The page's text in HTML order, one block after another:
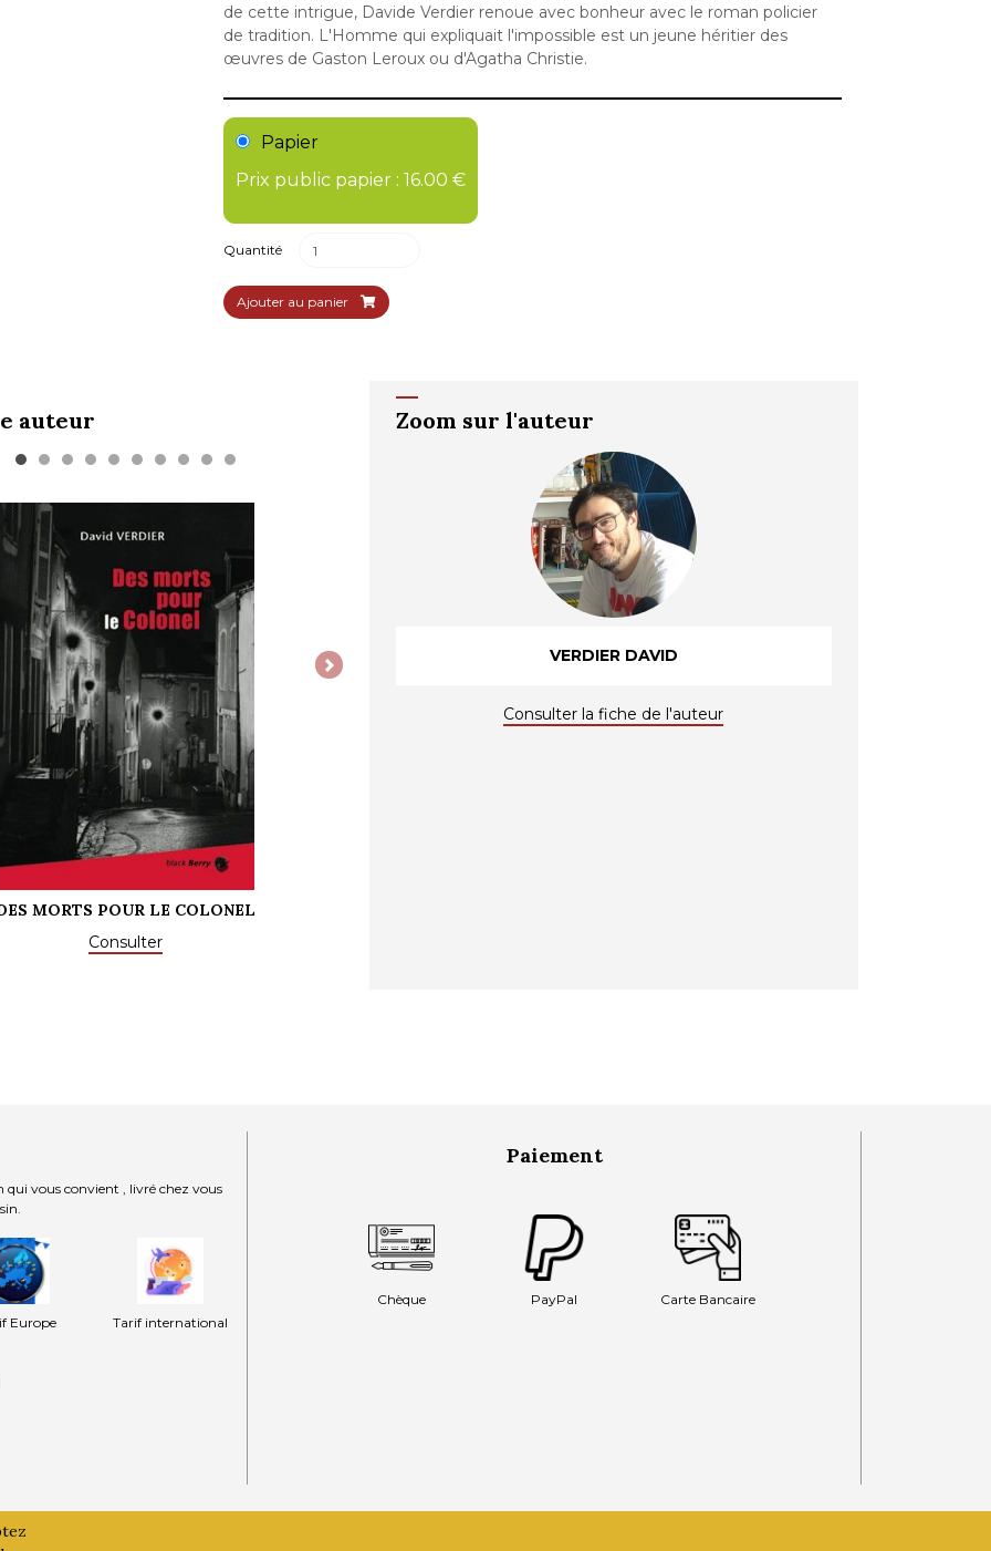
de cette intrigue, Davide Verdier renoue avec bonheur avec le roman policier
de tradition. L'Homme qui expliquait l'impossible est un jeune héritier des
œuvres de Gaston Leroux ou d'Agatha Christie.
Papier
Prix public papier : 16.00 €
Quantité
Ajouter au panier
auteur
Next
ET LA MALÉDICTION S'ABATTRA SUR LA VILLE
Zoom sur l'auteur
VERDIER DAVID
Consulter la fiche de l'auteur
qui vous convient , livré chez vous
Europe Tarif international
Paiement
Chèque PayPal Carte Bancaire